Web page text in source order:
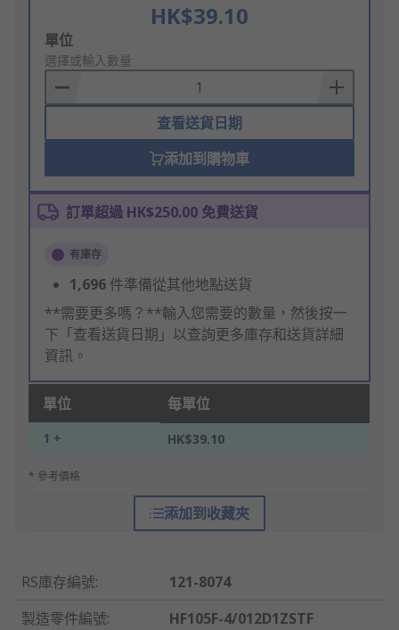
HK$39.10
Add
to
Basket
單位
選擇或輸入數量
查看送貨日期
添加到購物車
訂單超過 HK$250.00 免費送貨
有庫存
1,696 件準備從其他地點送貨
**需要更多嗎？**輸入您需要的數量，然後按一
下「查看送貨日期」以查詢更多庫存和送貨詳細
資訊。
單位 每單位
1 + HK$39.10
* 參考價格
添加到收藏夾
RS庫存編號:
121-8074
製造零件編號:
HF105F-4/012D1ZSTF